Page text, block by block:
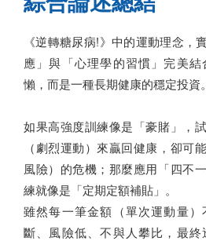
《逆轉糖尿病!》中的運動理念，
應」與「心理學的習慣」完美
懶，而是一種長期健康的穩定投資。
如果高強度訓練像是「豪賭」，
（劇烈運動）來贏回健康，卻可
風險）的危機；那麼應用「四不
練就像是「定期定額補貼」。
雖然每一筆金額（單次運動量
斷、風險低、不與人攀比，最